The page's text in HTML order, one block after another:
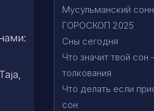
Мусульманский
ГОРОСКОП 2025
Сны сегодня
Что значит твой сон
толкования
Что делать если
сон